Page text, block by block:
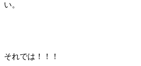
い。
それでは！！！